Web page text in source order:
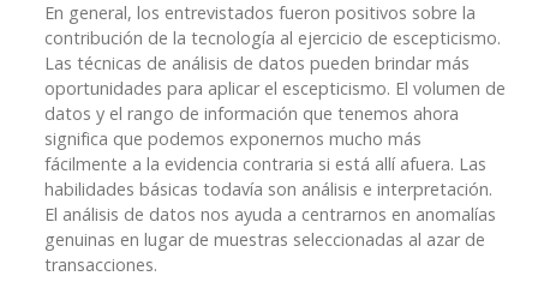
En general, los entrevistados fueron positivos sobre la
contribución de la tecnología al ejercicio de escepticismo.
Las técnicas de análisis de datos pueden brindar más
oportunidades para aplicar el escepticismo. El volumen de
datos y el rango de información que tenemos ahora
significa que podemos exponernos mucho más
fácilmente a la evidencia contraria si está allí afuera. Las
habilidades básicas todavía son análisis e interpretación.
El análisis de datos nos ayuda a centrarnos en anomalías
genuinas en lugar de muestras seleccionadas al azar de
transacciones.